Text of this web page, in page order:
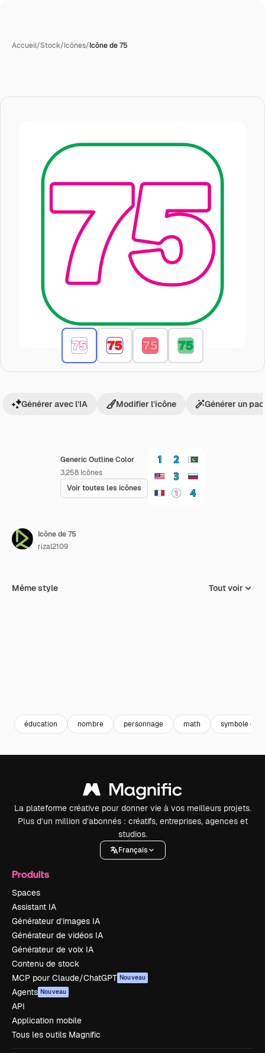
Accueil/Stock/Icônes/Icône de 75
Generic Outline Color
3,258 Icônes
Voir toutes les icônes
Générer avec l’IA Modifier l’icône Générer un
Icône de 75
rizal2109
Même style Tout voir
éducation nombre personnage math symbole de
La plateforme créative pour donner vie à vos meilleurs projets.
Plus d’un million d’abonnés : créatifs, entreprises, agences et
studios.
Français
Produits
Spaces
Assistant IA
Générateur d’images IA
Générateur de vidéos IA
Générateur de voix IA
Contenu de stock
MCP pour Claude/ChatGPT Nouveau
Agents Nouveau
API
Application mobile
Tous les outils Magnific